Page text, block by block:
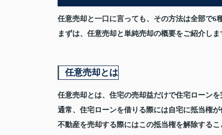
任意売却と一口に言っても、その方法は全部で6
まずは、任意売却と単純売却の概要をご紹介しま
任意売却とは
任意売却とは、住宅の売却益だけで住宅ローン
通常、住宅ローンを借りる際には自宅に抵当権が
不動産を売却する際にはこの抵当権を解除する